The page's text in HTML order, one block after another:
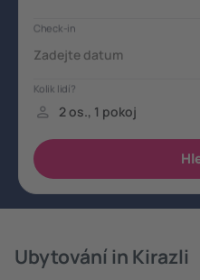
Ubytování in Kirazli